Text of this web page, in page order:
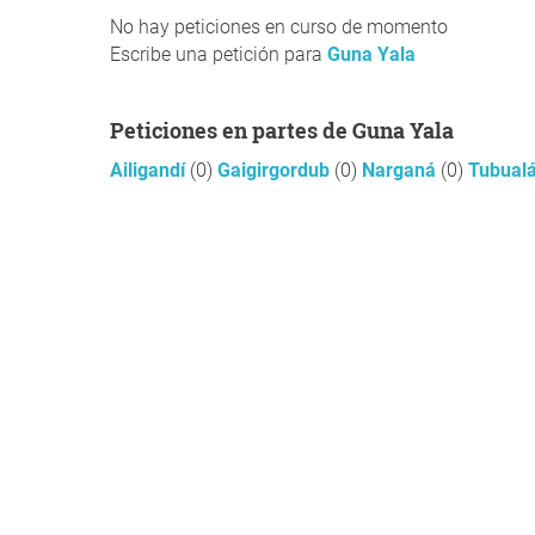
No hay peticiones en curso de momento
Escribe una petición para Guna Yala
Peticiones en partes de Guna Yala
Ailigandí (0) Gaigirgordub (0) Narganá (0) Tubualá